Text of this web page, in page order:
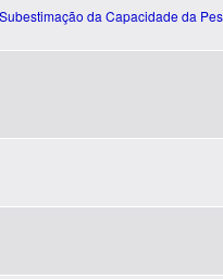
da Capacidade da